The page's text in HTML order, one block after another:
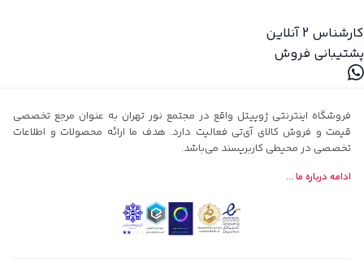
کارشناس 2
آنلاین
پشتیبانی فروش
فروشگاه اینترنتی ژوپیتل واقع در مجتمع نور تهران به عنوان مرجع تخصصی
قیمت و فروش کالای آی‌تی فعالیت دارد. هدف ما ارائه محصولات و اطلاعات
تخصصی در محیطی کاربرپسند می‌باشد.
ادامه درباره ما ...